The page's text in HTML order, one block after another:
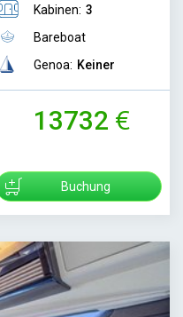
Kabinen: 3
Bareboat
Genoa: Keiner
13732
Buchung